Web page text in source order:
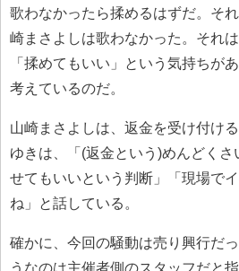
歌わなかったら揉めるはずだ。そ
崎まさよしは歌わなかった。それ
「揉めてもいい」という気持ちが
考えているのだ。
山崎まさよしは、返金を受け付け
ゆきは、「(返金という)めんどく
せてもいいという判断」「現場で
ね」と話している。
確かに、今回の騒動は売り興行だ
うなのは主催者側のスタッフだと